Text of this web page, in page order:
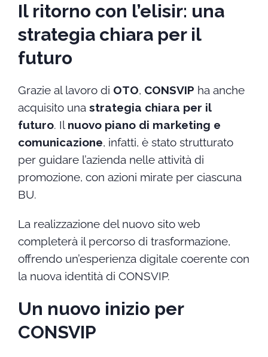
Il ritorno con l’elisir: una
strategia chiara per il
futuro
Grazie al lavoro di OTO, CONSVIP ha anche
acquisito una strategia chiara per il
futuro. Il nuovo piano di marketing e
comunicazione, infatti, è stato strutturato
per guidare l’azienda nelle attività di
promozione, con azioni mirate per ciascuna
BU.
La realizzazione del nuovo sito web
completerà il percorso di trasformazione,
offrendo un’esperienza digitale coerente con
la nuova identità di CONSVIP.
Un nuovo inizio per
CONSVIP